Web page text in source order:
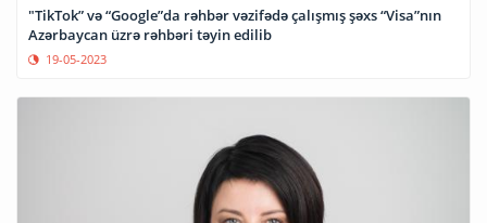
"TikTok” və “Google”da rəhbər vəzifədə çalışmış şəxs “Visa”nın
Azərbaycan üzrə rəhbəri təyin edilib
19-05-2023